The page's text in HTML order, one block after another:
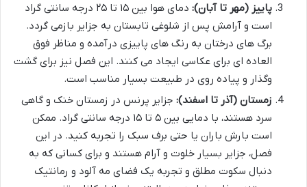
پاییز (مهر تا آبان):
دمای هوا بین ۱۵ تا ۲۵ درجه سانتی گراد
است و آرامش پس از شلوغی تابستان به جزایر بازمی گردد.
برگ های درختان به رنگ های پاییزی درآمده و مناظر فوق
العاده ای برای عکاسی ایجاد می کنند. این فصل نیز برای گشت
وگذار و پیاده روی در طبیعت بسیار مناسب است.
زمستان (آذر تا اسفند): جزایر پرنس در زمستان خنک و گاهی
سرد هستند، با دمایی بین ۵ تا ۱۵ درجه سانتی گراد. ممکن
است بارش باران یا حتی برف سبک را تجربه کنید. در این
فصل، جزایر بسیار خلوت و آرام هستند و برای کسانی که به
دنبال سکوت مطلق و تجربه یک فضای مه آلود و رمانتیک